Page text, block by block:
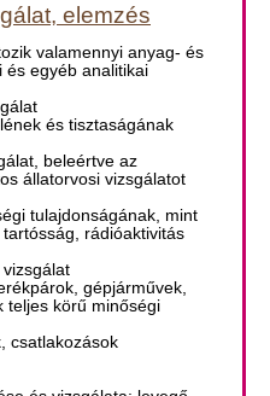
elemzés
valamennyi anyag- és
és egyéb analitikai
és tisztaságának
beleértve az
állatorvosi vizsgálatot
tulajdonságának, mint
rádióaktivitás
gépjárművek,
teljes körű minőségi
csatlakozások